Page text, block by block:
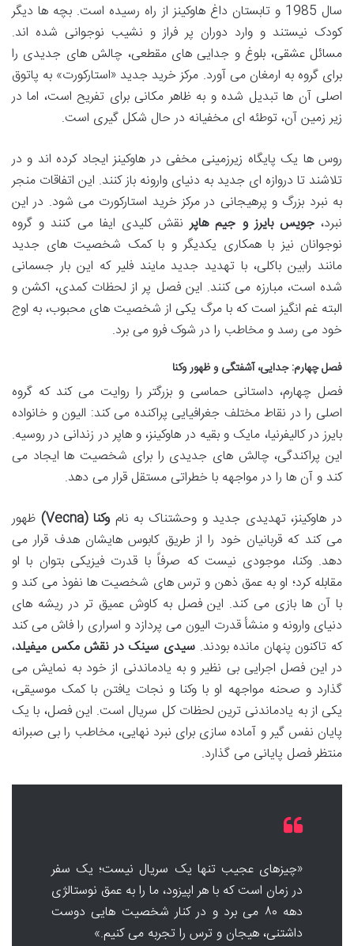
سال 1985 و تابستان داغ هاوکینز از راه رسیده است. بچه ها دیگر
کودک نیستند و وارد دوران پر فراز و نشیب نوجوانی شده اند.
مسائل عشقی، بلوغ و جدایی های مقطعی، چالش های جدیدی را
برای گروه به ارمغان می آورد. مرکز خرید جدید «استارکورت» به پاتوق
اصلی آن ها تبدیل شده و به ظاهر مکانی برای تفریح است، اما در
زیر زمین آن، توطئه ای مخفیانه در حال شکل گیری است.
روس ها یک پایگاه زیرزمینی مخفی در هاوکینز ایجاد کرده اند و در
تلاشند تا دروازه ای جدید به دنیای وارونه باز کنند. این اتفاقات منجر
به نبرد بزرگ و پرهیجانی در مرکز خرید استارکورت می شود. در این
نبرد،جویس بایرز و جیم هاپرنقش کلیدی ایفا می کنند و گروه
نوجوانان نیز با همکاری یکدیگر و با کمک شخصیت های جدید
مانند رابین باکلی، با تهدید جدید مایند فلیر که این بار جسمانی
شده است، مبارزه می کنند. این فصل پر از لحظات کمدی، اکشن و
البته غم انگیز است که با مرگ یکی از شخصیت های محبوب، به اوج
خود می رسد و مخاطب را در شوک فرو می برد.
فصل چهارم: جدایی، آشفتگی و ظهور وکنا
فصل چهارم، داستانی حماسی و بزرگتر را روایت می کند که گروه
اصلی را در نقاط مختلف جغرافیایی پراکنده می کند: الیون و خانواده
بایرز در کالیفرنیا، مایک و بقیه در هاوکینز، و هاپر در زندانی در روسیه.
این پراکندگی، چالش های جدیدی را برای شخصیت ها ایجاد می
کند و آن ها را در مواجهه با خطراتی مستقل قرار می دهد.
در هاوکینز، تهدیدی جدید و وحشتناک به ناموکنا (Vecna)
ظهور
می کند که قربانیان خود را از طریق کابوس هایشان هدف قرار می
دهد. وکنا، موجودی نیست که صرفاً با قدرت فیزیکی بتوان با او
مقابله کرد؛ او به عمق ذهن و ترس های شخصیت ها نفوذ می کند و
با آن ها بازی می کند. این فصل به کاوش عمیق تر در ریشه های
دنیای وارونه و منشأ قدرت الیون می پردازد و اسراری را فاش می کند
که تاکنون پنهان مانده بودند. سیدی سینک در نقش مکس میفیلد،
در این فصل اجرایی بی نظیر و به یادماندنی از خود به نمایش می
گذارد و صحنه مواجهه او با وکنا و نجات یافتن با کمک موسیقی،
یکی از به یادماندنی ترین لحظات کل سریال است. این فصل، با یک
پایان نفس گیر و آماده سازی برای نبرد نهایی، مخاطب را بی صبرانه
منتظر فصل پایانی می گذارد.
«چیزهای عجیب تنها یک سریال نیست؛ یک سفر
در زمان است که با هر اپیزود، ما را به عمق نوستالژی
دهه ۸۰ می برد و در کنار شخصیت هایی دوست
داشتنی، هیجان و ترس را تجربه می کنیم.»